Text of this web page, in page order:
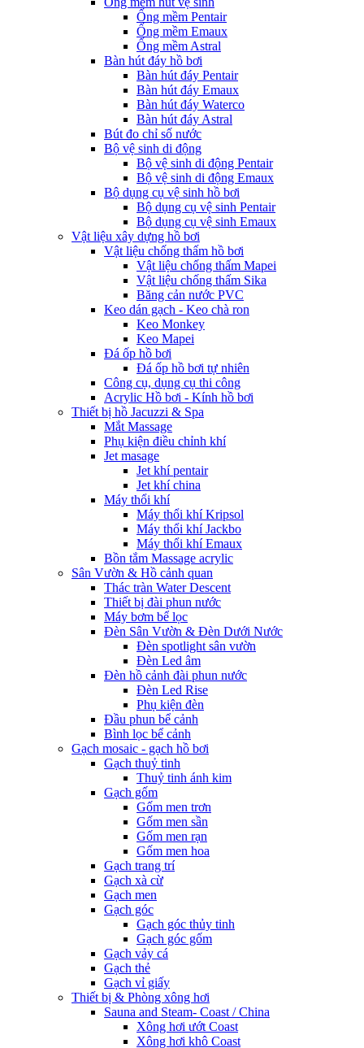
Ống mềm Pentair
Ống mềm Emaux
Ống mềm Astral
Bàn hút đáy hồ bơi
Bàn hút đáy Pentair
Bàn hút đáy Emaux
Bàn hút đáy Waterco
Bàn hút đáy Astral
Bút đo chỉ số nước
Bộ vệ sinh di động
Bộ vệ sinh di động Pentair
Bộ vệ sinh di động Emaux
Bộ dụng cụ vệ sinh hồ bơi
Bộ dụng cụ vệ sinh Pentair
Bộ dụng cụ vệ sinh Emaux
Vật liệu xây dựng hồ bơi
Vật liệu chống thấm hồ bơi
Vật liệu chống thấm Mapei
Vật liệu chống thấm Sika
Băng cản nước PVC
Keo dán gạch - Keo chà ron
Keo Monkey
Keo Mapei
Đá ốp hồ bơi
Đá ốp hồ bơi tự nhiên
Công cụ, dụng cụ thi công
Acrylic Hồ bơi - Kính hồ bơi
Thiết bị hồ Jacuzzi & Spa
Mắt Massage
Phụ kiện điều chỉnh khí
Jet masage
Jet khí pentair
Jet khí china
Máy thổi khí
Máy thổi khí Kripsol
Máy thổi khí Jackbo
Máy thổi khí Emaux
Bồn tắm Massage acrylic
Sân Vườn & Hồ cảnh quan
Thác tràn Water Descent
Thiết bị đài phun nước
Máy bơm bể lọc
Đèn Sân Vườn & Đèn Dưới Nước
Đèn spotlight sân vườn
Đèn Led âm
Đèn hồ cảnh đài phun nước
Đèn Led Rise
Phụ kiện đèn
Đầu phun bể cảnh
Bình lọc bể cảnh
Gạch mosaic - gạch hồ bơi
Gạch thuỷ tinh
Thuỷ tinh ánh kim
Gạch gốm
Gốm men trơn
Gốm men sần
Gốm men rạn
Gốm men hoa
Gạch trang trí
Gạch xà cừ
Gạch men
Gạch góc
Gạch góc thủy tinh
Gạch góc gốm
Gạch vảy cá
Gạch thẻ
Gạch vỉ giấy
Thiết bị & Phòng xông hơi
Sauna and Steam- Coast / China
Xông hơi ướt Coast
Xông hơi khô Coast